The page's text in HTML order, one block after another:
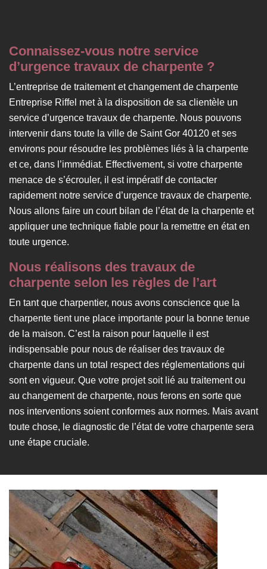
Connaissez-vous notre service
d’urgence travaux de charpente ?
L’entreprise de traitement et changement de charpente
Entreprise Riffel met à la disposition de sa clientèle un
service d’urgence travaux de charpente. Nous pouvons
intervenir dans toute la ville de Saint Gor 40120 et ses
environs pour résoudre les problèmes liés à la charpente
et ce, dans l’immédiat. Effectivement, si votre charpente
menace de s’écrouler, il est impératif de contacter
rapidement notre service d’urgence travaux de charpente.
Nous allons faire un court bilan de l’état de la charpente et
appliquer une technique fiable pour la remettre en état en
toute urgence.
Nous réalisons des travaux de
charpente selon les règles de l’art
En tant que charpentier, nous avons conscience que la
charpente tient une place importante pour la bonne tenue
de la maison. C’est la raison pour laquelle il est
indispensable pour nous de réaliser des travaux de
charpente dans un total respect des réglementations qui
sont en vigueur. Que votre projet soit lié au traitement ou
au changement de charpente, nous ferons en sorte que
nos interventions soient conformes aux normes. Mais avant
toute chose, le diagnostic de l’état de votre charpente sera
une étape cruciale.